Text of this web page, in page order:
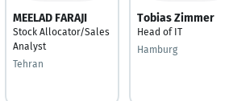
MEELAD FARAJI
Stock Allocator/Sales
Analyst
Tehran
Tobias Zimmer
Head of IT
Hamburg